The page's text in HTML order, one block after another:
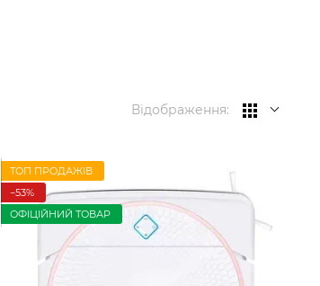
Відображення:
ТОП ПРОДАЖІВ
−53%
ОФІЦІЙНИЙ ТОВАР